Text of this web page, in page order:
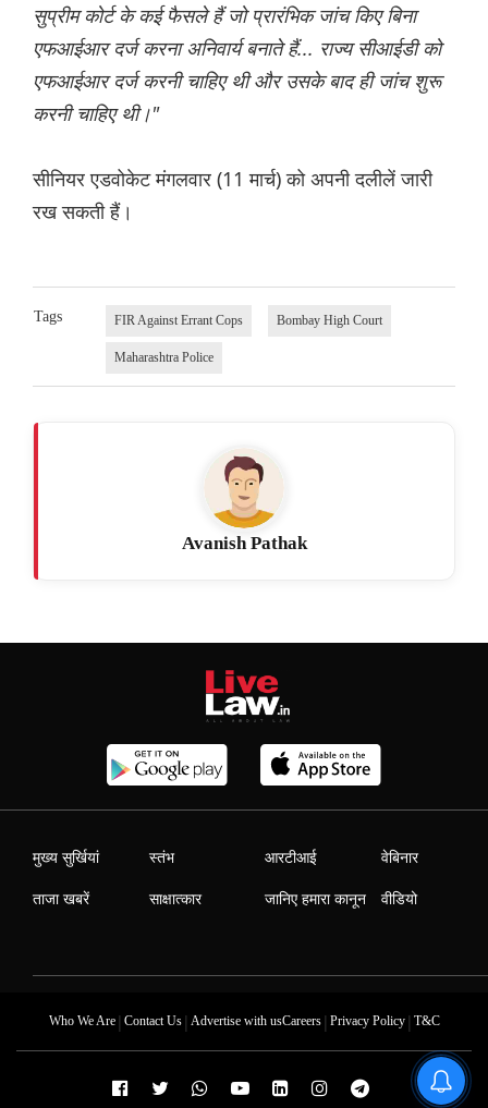
सुप्रीम कोर्ट के कई फैसले हैं जो प्रारंभिक जांच किए बिना
एफआईआर दर्ज करना अनिवार्य बनाते हैं... राज्य सीआईडी ​​को
एफआईआर दर्ज करनी चाहिए थी और उसके बाद ही जांच शुरू
करनी चाहिए थी।"
सीनियर एडवोकेट मंगलवार (11 मार्च) को अपनी दलीलें जारी
रख सकती हैं।
Tags FIR Against Errant Cops Bombay High Court
Maharashtra Police
Avanish Pathak
मुख्य सुर्खियां
ताजा खबरें
स्तंभ
साक्षात्कार
आरटीआई
जानिए हमारा कानून
वेबिनार
वीडियो
Who We Are| Contact Us| Advertise with usCareers| Privacy Policy| T&C